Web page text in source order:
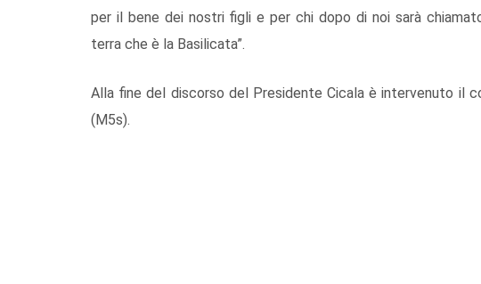
per il bene dei nostri figli e per chi dopo di noi sarà
terra che è la Basilicata”.
Alla fine del discorso del Presidente Cicala è intervenuto il
(M5s).